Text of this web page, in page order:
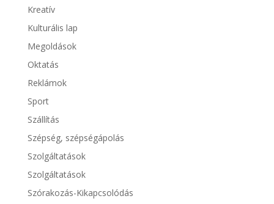
Kreatív
Kulturális lap
Megoldások
Oktatás
Reklámok
Sport
Szállítás
Szépség, szépségápolás
Szolgáltatások
Szolgáltatások
Szórakozás-Kikapcsolódás